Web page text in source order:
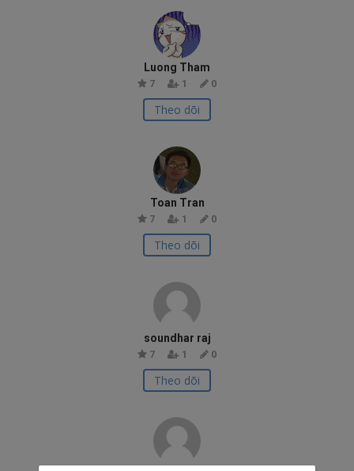
Luong Tham
7 1 0
Theo dõi
Toan Tran
7 1 0
Theo dõi
soundhar raj
7 1 0
Theo dõi